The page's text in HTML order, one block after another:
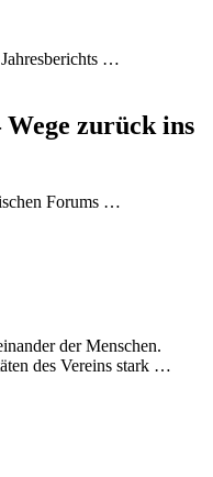
…
Wege zurück ins
Forums …
der Menschen.
des Vereins stark …